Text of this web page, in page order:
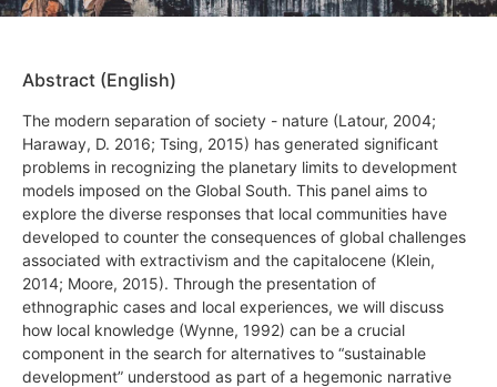
Abstract (English)
The modern separation of society - nature (Latour, 2004;
Haraway, D. 2016; Tsing, 2015) has generated significant
problems in recognizing the planetary limits to development
models imposed on the Global South. This panel aims to
explore the diverse responses that local communities have
developed to counter the consequences of global challenges
associated with extractivism and the capitalocene (Klein,
2014; Moore, 2015). Through the presentation of
ethnographic cases and local experiences, we will discuss
how local knowledge (Wynne, 1992) can be a crucial
component in the search for alternatives to “sustainable
development” understood as part of a hegemonic narrative